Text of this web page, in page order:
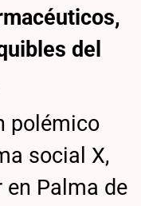
del
polémico
social X,
Palma de